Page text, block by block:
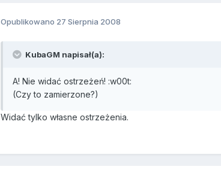
Opublikowano 27 Sierpnia 2008
KubaGM napisał(a):
A! Nie widać ostrzeżeń! :w00t:
(Czy to zamierzone?)
Widać tylko własne ostrzeżenia.